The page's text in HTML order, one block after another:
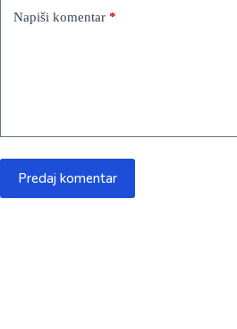
Napiši komentar *
Predaj komentar